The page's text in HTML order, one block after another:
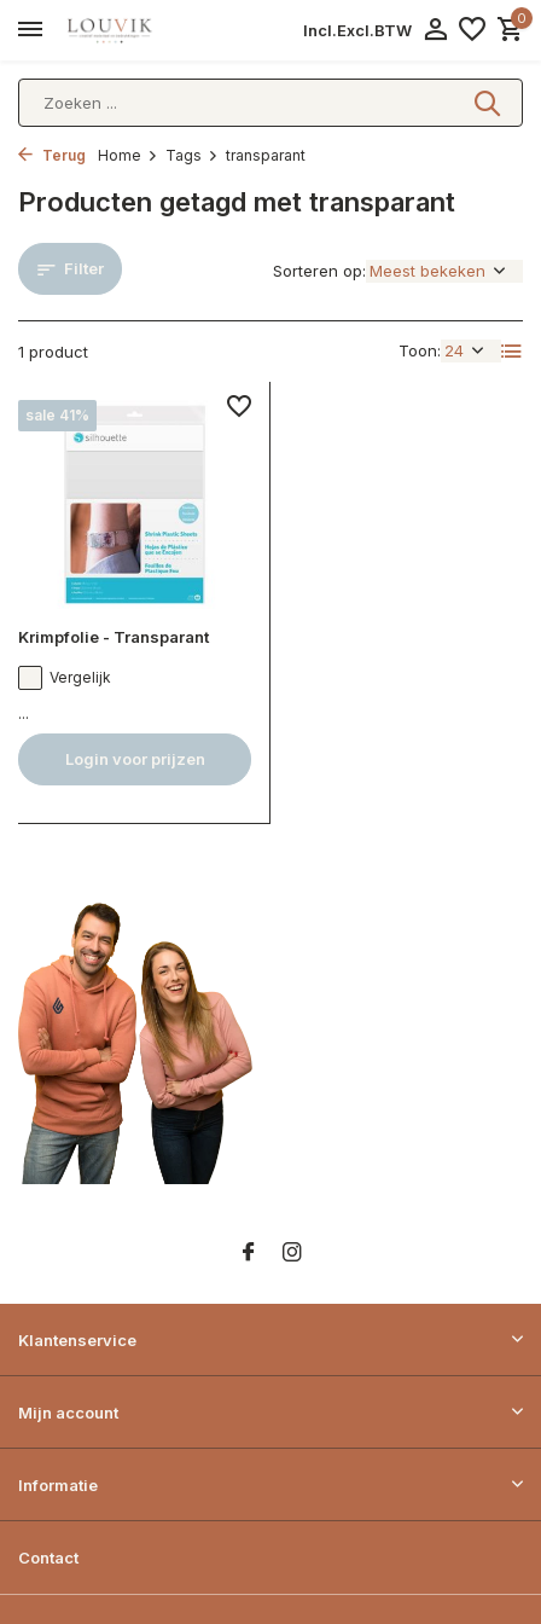
Incl.Excl.BTW
0
Terug Home Tags transparant
Producten getagd met transparant
Filter
1 product Toon:
Sorteren op:
sale 41%
Krimpfolie - Transparant
Vergelijk
...
Login voor prijzen
Klantenservice
Mijn account
Informatie
Contact